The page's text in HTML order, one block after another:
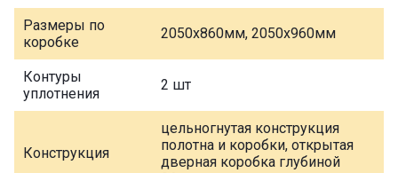
Размеры по
коробке
2050х860мм, 2050х960мм
Контуры
уплотнения
2 шт
Конструкция
цельногнутая конструкция
полотна и коробки, открытая
дверная коробка глубиной